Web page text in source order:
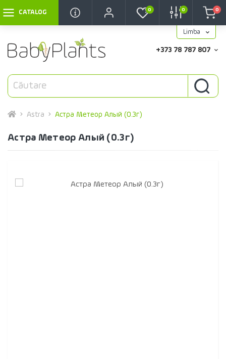
CATALOG
Limba
0 0 0
+373 78 787 807
Astra Астра Метеор Алый (0.3г)
Астра Метеор Алый (0.3г)